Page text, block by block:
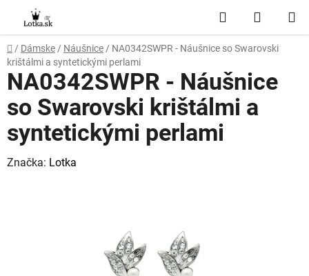
obsah
Hľadať
KOŠÍK
Domov
/ Dámske / Náušnice / NA0342SWPR - Náušnice so Swarovski
krištálmi a syntetickými perlami
NA0342SWPR - Náušnice
so Swarovski krištálmi a
syntetickými perlami
Značka: Lotka